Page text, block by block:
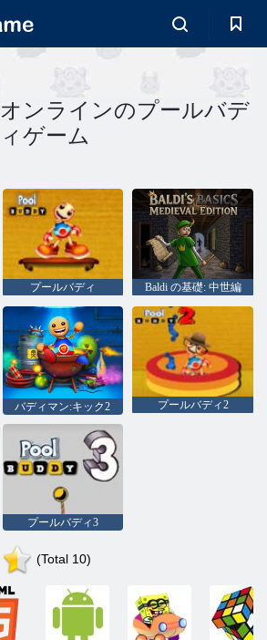
オンラインのプールバデ
ィゲーム
プールバディ Baldi の基礎: 中世編
バディマン:キック2 プールバディ2
プールバディ3
(Total 10)